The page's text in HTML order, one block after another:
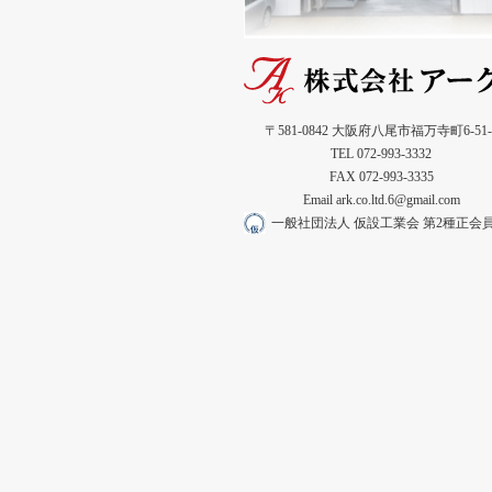
〒581-0842 大阪府八尾市福万寺町6-
TEL 072-993-3332
FAX 072-993-3335
Email ark.co.ltd.6@gmail.com
一般社団法人 仮設工業会 第2種正会